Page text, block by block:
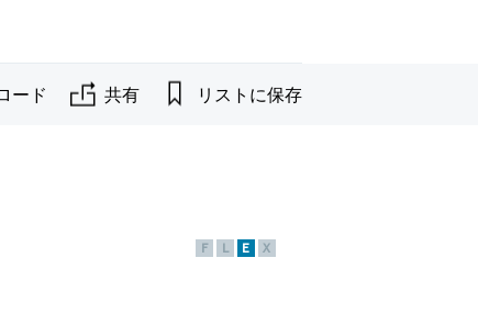
ード 共有 リストに保存
F L E X